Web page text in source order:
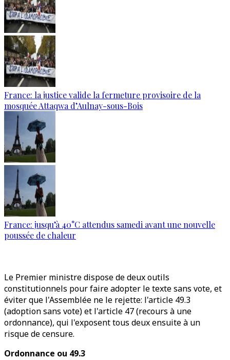
France: la justice valide la fermeture provisoire de la
mosquée Attaqwa d’Aulnay-sous-Bois
France: jusqu’à 40°C attendus samedi avant une nouvelle
poussée de chaleur
Le Premier ministre dispose de deux outils
constitutionnels pour faire adopter le texte sans vote, et
éviter que l'Assemblée ne le rejette: l'article 49.3
(adoption sans vote) et l'article 47 (recours à une
ordonnance), qui l'exposent tous deux ensuite à un
risque de censure.
Ordonnance ou 49.3